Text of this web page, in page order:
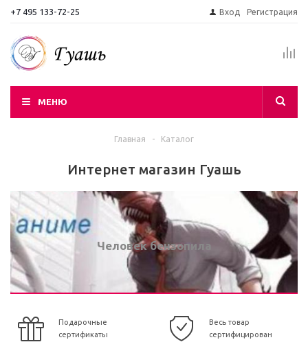
+7 495 133-72-25 Вход Регистрация
МЕНЮ
Главная - Каталог
Интернет магазин Гуашь
Человек бензопила
Подарочные
сертификаты
Весь товар
сертифицирован